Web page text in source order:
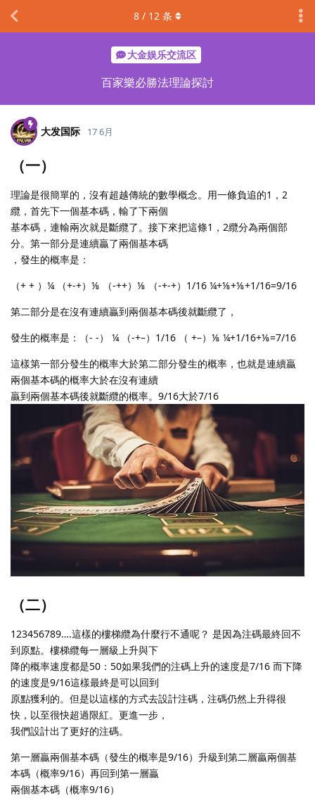
大金娱乐交流区
百家樂必勝法理論探討
8 / 12 条
大发国际 17 6月
（一）
理論是很簡單的，沒有超越傳統的數學概念。用一條負追的1，2
纜，首先下一個基本碼，輸了下兩個
基本碼，連輸兩次就是斷纜了。接下來把這條1，2纜分為兩個部
分。第一部分是連續贏了兩個基本碼
，發生的概率是：
（+ + ）¼ （+-+）⅛ （-++）⅛ （-+-+）1/16 ¼+⅛+⅛+1/16=9/16
第二部分是在沒有連續贏到兩個基本碼後就斷纜了，
發生的概率是：（- -） ¼ （-+–）1/16 （ +–）⅛ ¼+1/16+⅛=7/16
這樣第一部分發生的概率大於第二部分發生的概率，也就是連續贏
兩個基本碼的概率大於在沒有連續
贏到兩個基本碼後就斷纜的概率。9/16大於7/16
（二）
123456789….這樣的樓梯纜為什麼行不通呢？ 是因為注碼最終回不
到原點。樓梯纜每一層級上升與下
降的概率速度都是50：50如果我們的注碼上升的速度是7/16 而下降
的速度是9/16這樣最終是可以回到
原點獲利的。但是以這樣的方式去設計注碼，注碼仍然上升得很
快，以至很快超過限紅。更進一步，
我們設計出了更好的注碼。
第一層贏兩個基本碼（發生的概率是9/16）升級到第二層贏兩個基
本碼（概率9/16）再回到第一層贏
兩個基本碼（概率9/16）